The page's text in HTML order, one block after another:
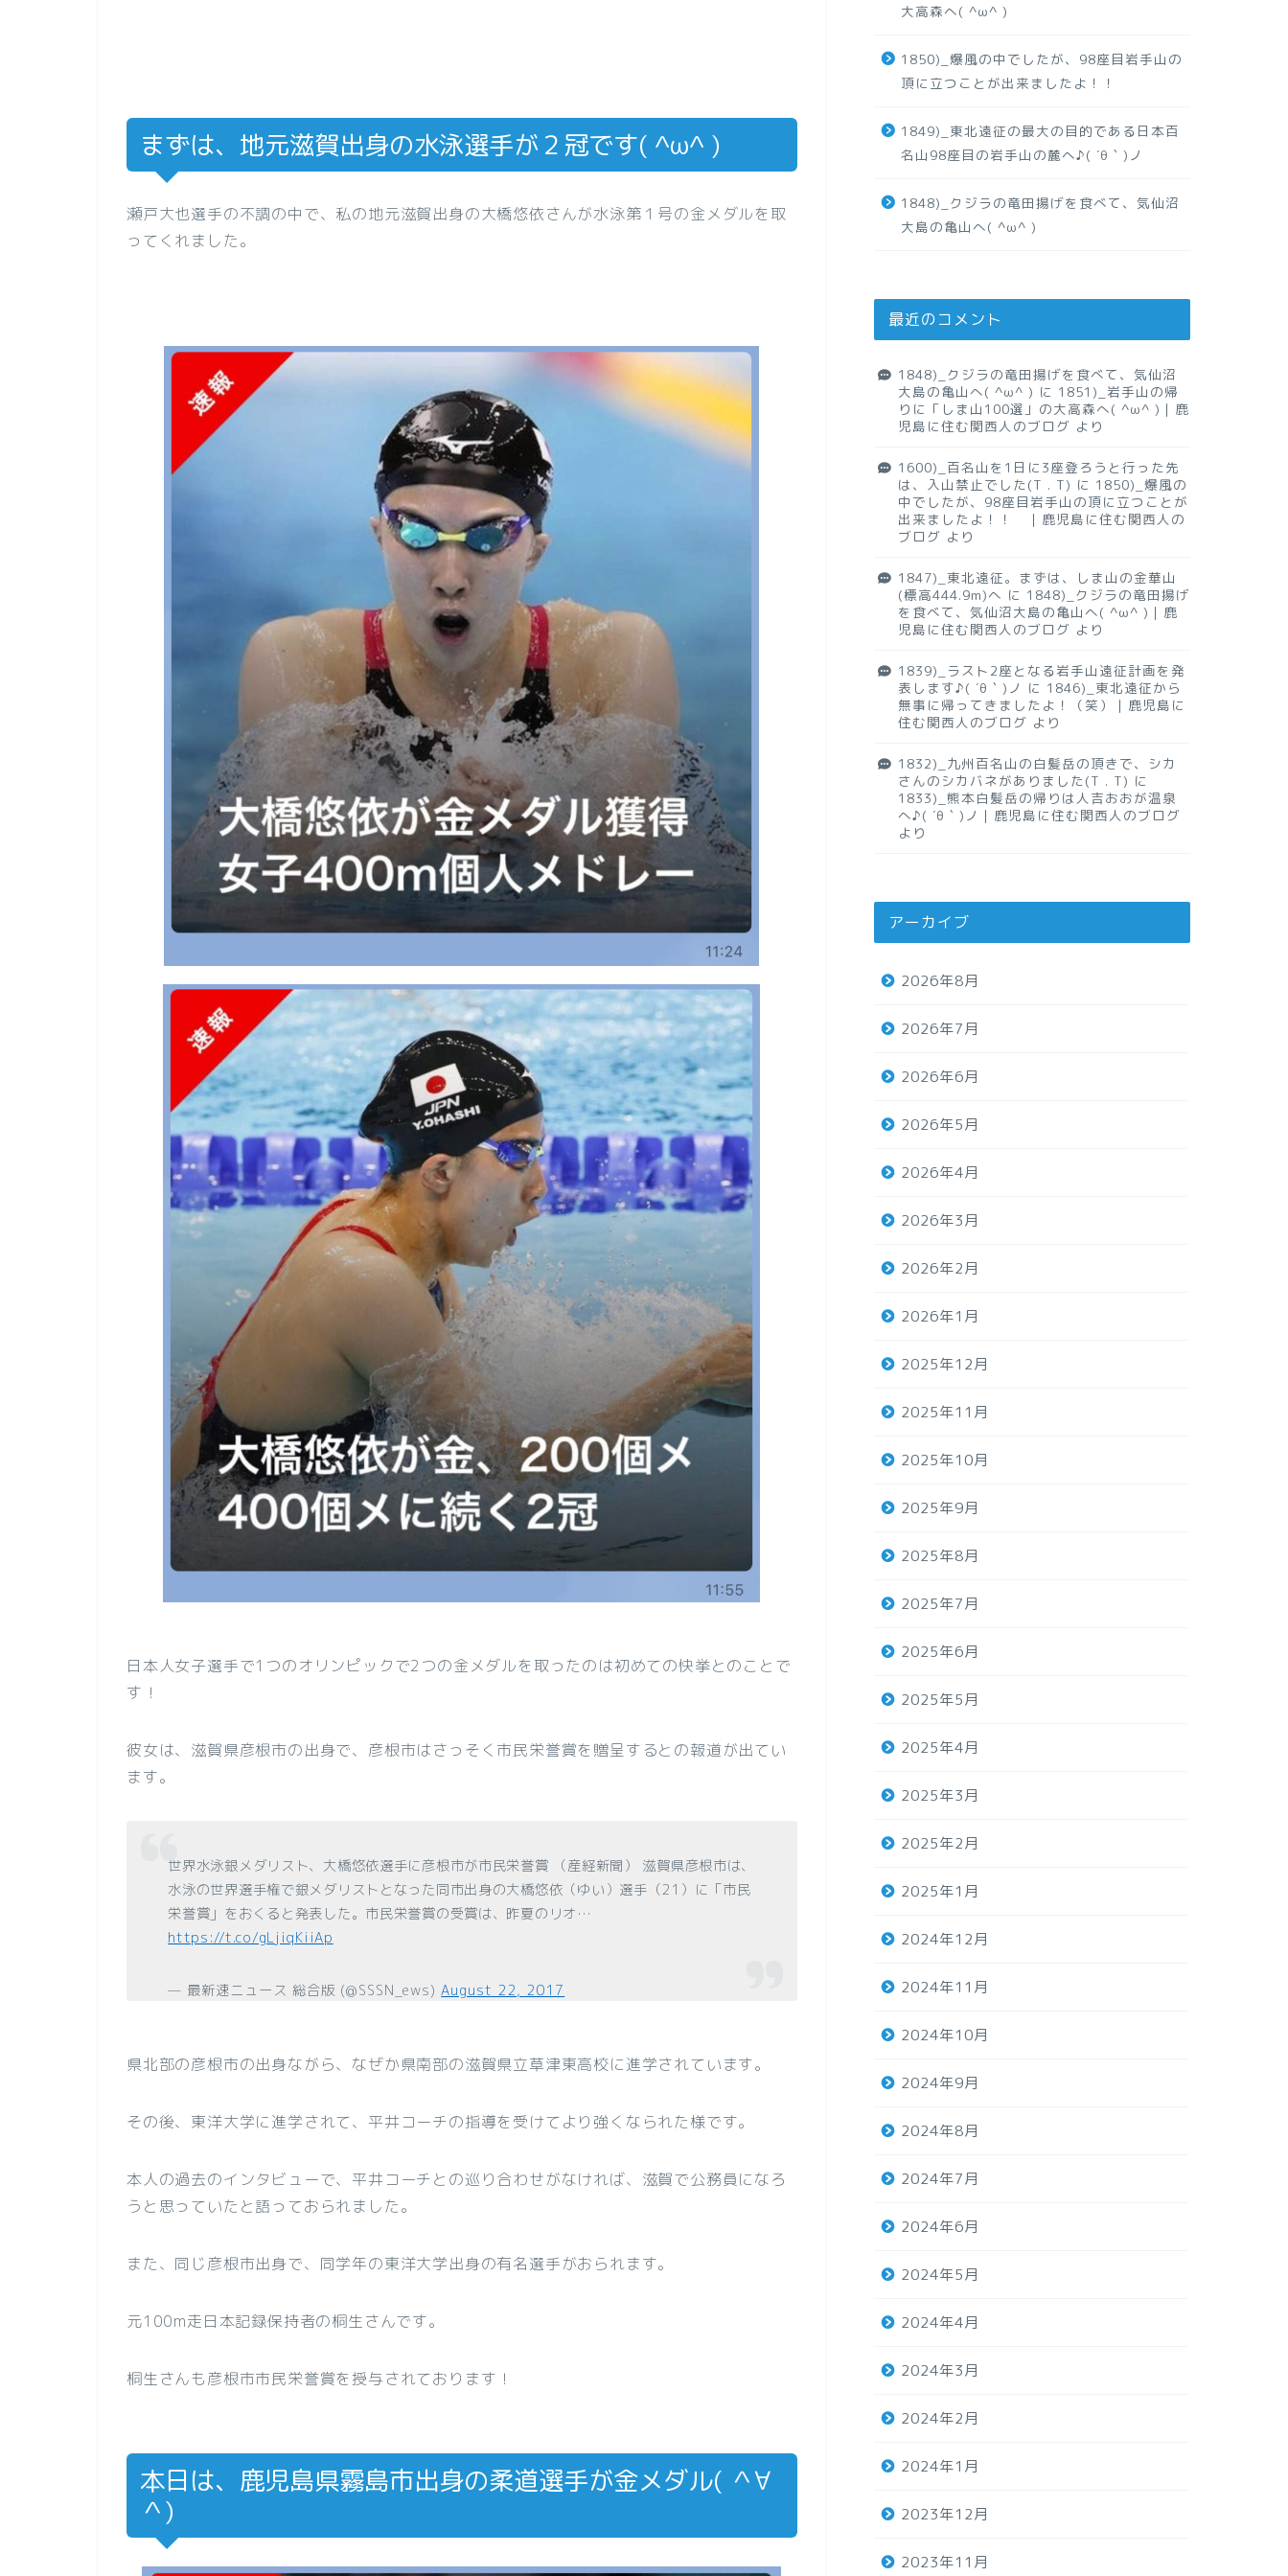
まずは、地元滋賀出身の水泳選手が２冠です( ^ω^ )
瀬戸大也選手の不調の中で、私の地元滋賀出身の大橋悠依さんが水泳第１号の金メダルを取
ってくれました。
日本人女子選手で1つのオリンピックで2つの金メダルを取ったのは初めての快挙とのことで
す！
彼女は、滋賀県彦根市の出身で、彦根市はさっそく市民栄誉賞を贈呈するとの報道が出てい
ます。
世界水泳銀メダリスト、大橋悠依選手に彦根市が市民栄誉賞 （産経新聞） 滋賀県彦根市は、
水泳の世界選手権で銀メダリストとなった同市出身の大橋悠依（ゆい）選手（21）に「市民
栄誉賞」をおくると発表した。市民栄誉賞の受賞は、昨夏のリオ…
https://t.co/gLjiqKiiAp
— 最新速ニュース 総合版 (@SSSN_ews)August 22, 2017
県北部の彦根市の出身ながら、なぜか県南部の滋賀県立草津東高校に進学されています。
その後、東洋大学に進学されて、平井コーチの指導を受けてより強くなられた様です。
本人の過去のインタビューで、平井コーチとの巡り合わせがなければ、滋賀で公務員になろ
うと思っていたと語っておられました。
また、同じ彦根市出身で、同学年の東洋大学出身の有名選手がおられます。
元100m走日本記録保持者の桐生さんです。
桐生さんも彦根市市民栄誉賞を授与されております！
本日は、鹿児島県霧島市出身の柔道選手が金メダル( ＾∀
＾)
大高森へ( ^ω^ )
1850)_爆風の中でしたが、98座目岩手山の
頂に立つことが出来ましたよ！！
1849)_東北遠征の最大の目的である日本百
名山98座目の岩手山の麓へ♪( ´θ｀)ノ
1848)_クジラの竜田揚げを食べて、気仙沼
大島の亀山へ( ^ω^ )
最近のコメント
1848)_クジラの竜田揚げを食べて、気仙沼
大島の亀山へ( ^ω^ ) に 1851)_岩手山の帰
りに「しま山100選」の大高森へ( ^ω^ )｜鹿
児島に住む関西人のブログ より
1600)_百名山を1日に3座登ろうと行った先
は、入山禁止でした(T . T) に 1850)_爆風の
中でしたが、98座目岩手山の頂に立つことが
出来ましたよ！！ ｜鹿児島に住む関西人の
ブログ より
1847)_東北遠征。まずは、しま山の金華山
(標高444.9m)へ に 1848)_クジラの竜田揚げ
を食べて、気仙沼大島の亀山へ( ^ω^ )｜鹿
児島に住む関西人のブログ より
1839)_ラスト2座となる岩手山遠征計画を発
表します♪( ´θ｀)ノ に 1846)_東北遠征から
無事に帰ってきましたよ！（笑）｜鹿児島に
住む関西人のブログ より
1832)_九州百名山の白髪岳の頂きで、シカ
さんのシカバネがありました(T . T) に
1833)_熊本白髪岳の帰りは人吉おおが温泉
へ♪( ´θ｀)ノ｜鹿児島に住む関西人のブログ
より
アーカイブ
2026年8月
2026年7月
2026年6月
2026年5月
2026年4月
2026年3月
2026年2月
2026年1月
2025年12月
2025年11月
2025年10月
2025年9月
2025年8月
2025年7月
2025年6月
2025年5月
2025年4月
2025年3月
2025年2月
2025年1月
2024年12月
2024年11月
2024年10月
2024年9月
2024年8月
2024年7月
2024年6月
2024年5月
2024年4月
2024年3月
2024年2月
2024年1月
2023年12月
2023年11月